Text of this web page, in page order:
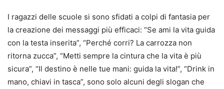
I ragazzi delle scuole si sono sfidati a colpi di fantasia per
la creazione dei messaggi più efficaci: “Se ami la vita guida
con la testa inserita”, “Perché corri? La carrozza non
ritorna zucca”, “Metti sempre la cintura che la vita è più
sicura”, “Il destino è nelle tue mani: guida la vita!”, “Drink in
mano, chiavi in tasca”, sono solo alcuni degli slogan che